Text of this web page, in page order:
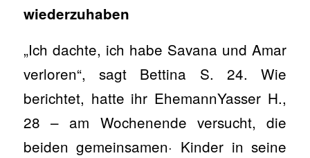
wiederzuhaben
„Ich dachte, ich habe Savana und Amar
verloren“, sagt Bettina S. 24. Wie
berichtet, hatte ihr EhemannYasser H.,
28 – am Wochenende versucht, die
beiden gemeinsamen· Kinder in seine